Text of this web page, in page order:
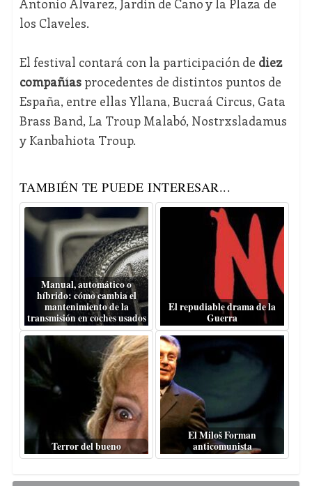
Antonio Álvarez, Jardín de Cano y la Plaza de
los Claveles.
El festival contará con la participación de diez
compañíasprocedentes de distintos puntos de
España, entre ellas Yllana, Bucraá Circus, Gata
Brass Band, La Troup Malabó, Nostrxsladamus
y Kanbahiota Troup.
TAMBIÉN TE PUEDE INTERESAR...
Manual, automático o
híbrido: cómo cambia el
mantenimiento de la
transmisión en coches usados
El repudiable drama de la
Guerra
Terror del bueno
El Miloš Forman
anticomunista